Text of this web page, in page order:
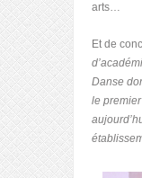
arts…
Et de
Danse
le